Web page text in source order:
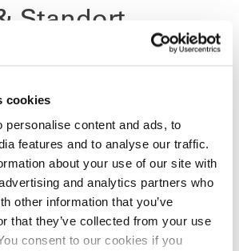
cookies
personalise content and ads, to
features and to analyse our traffic.
about your use of our site with
and analytics partners who
other information that you’ve
that they’ve collected from your use
consent to our cookies if you
Standort
du Lac 3
960